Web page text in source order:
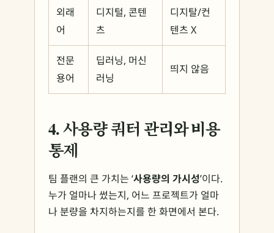
외래
어
디지털, 콘텐
츠
디지탈/컨
텐츠 X
전문
용어
딥러닝, 머신
러닝
띄지 않음
4. 사용량 쿼터 관리와 비용
통제
팀 플랜의 큰 가치는 ‘사용량의 가시성’이다.
누가 얼마나 썼는지, 어느 프로젝트가 얼마
나 분량을 차지하는지를 한 화면에서 본다.